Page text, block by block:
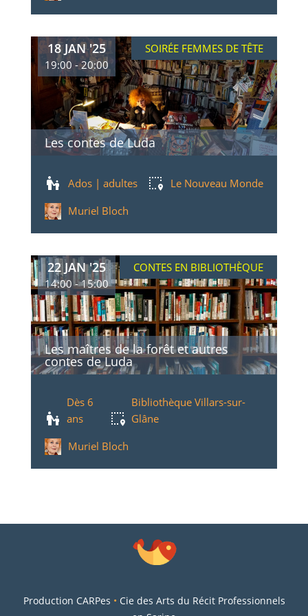
Les contes de Luda
18 JAN '25
19:00 - 20:00
SOIRÉE FEMMES DE TÊTE
Ados | adultes
Le Nouveau Monde
Muriel Bloch
Les maîtres de la forêt et autres
contes de Luda
22 JAN '25
14:00 - 15:00
CONTES EN BIBLIOTHÈQUE
Dès 6
ans
Bibliothèque Villars-sur-
Glâne
Muriel Bloch
Production CARPes • Cie des Arts du Récit Professionnels